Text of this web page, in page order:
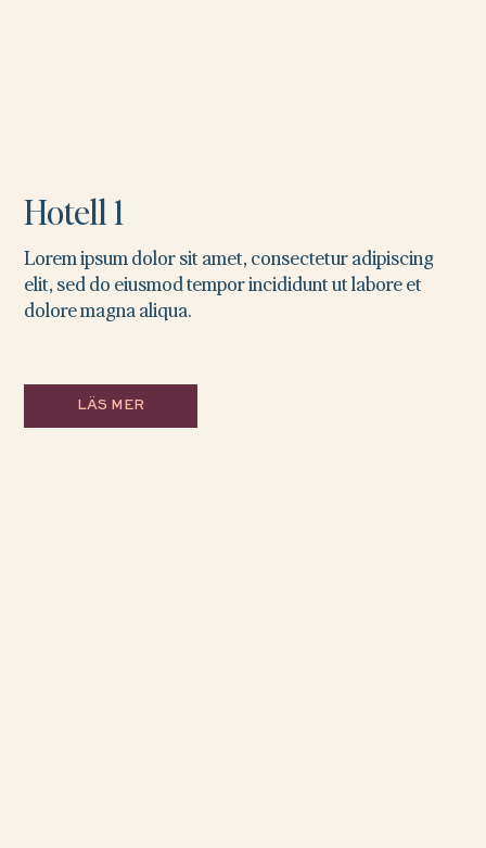
LÄS MER
Hotell 1
Lorem ipsum dolor sit amet, consectetur adipiscing
elit, sed do eiusmod tempor incididunt ut labore et
dolore magna aliqua.